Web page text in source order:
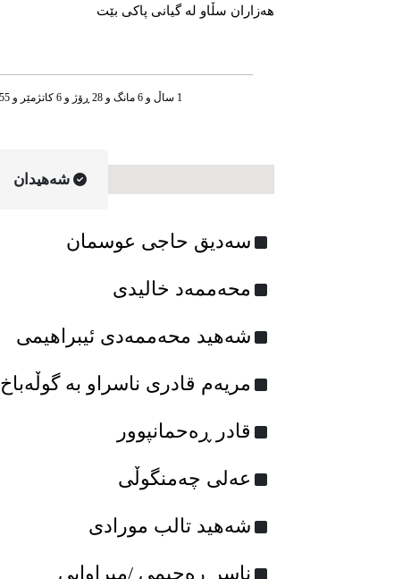
هەزاران سڵاو لە گیانی پاكی بێت
1 ساڵ و 6 مانگ و 28 ڕۆژ و 6 کاتژمێر و 55 خوله‌ک له‌مه‌وپێش‌
شه‌هیدان
سه‌دیق حاجی عوسمان
محەممەد خالیدی
شەهید محەممه‌دی ئیبراهیمی
مریەم قادری ناسراو به‌ گوڵه‌باخ
قادر ڕەحمانپوور
عه‌لی چه‌منگوڵی
شه‌هید تالب مورادی
ناسر ڕەحیمی /میراوایی